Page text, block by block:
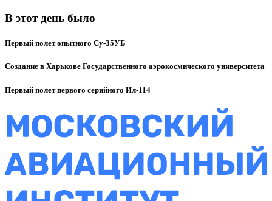
В этот день было
Первый полет опытного Су-35УБ
Создание в Харькове Государственного аэрокосмического университета
Первый полет первого серийного Ил-114